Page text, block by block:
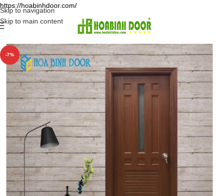
https://hoabinhdoor.com/
Skip to navigation
Skip to main content
-7%